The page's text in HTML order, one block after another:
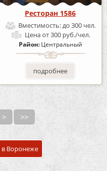
Ресторан 1586
Вместимость:до 300 чел.
Ценаот 300 руб./чел.
Район: Центральный
подробнее
> >>
в Воронеже